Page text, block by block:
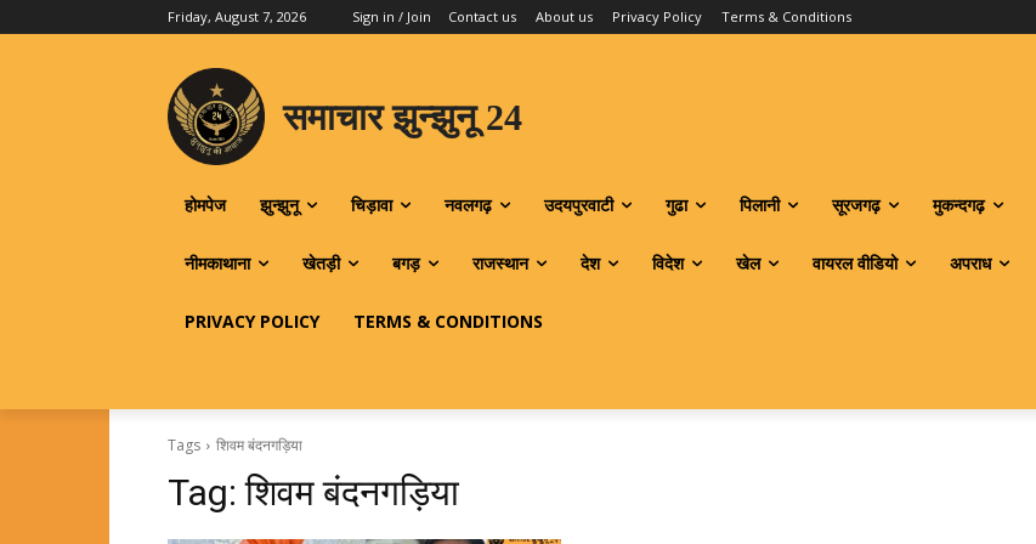
Friday, August 7, 2026 Sign in / Join Contact us About us Privacy Policy Terms & Conditions
समाचार झुन्झुनू 24
होमपेज झुन्झुनू चिड़ावा नवलगढ़ उदयपुरवाटी गुढा पिलानी सूरजगढ़ मुकन्दगढ़
नीमकाथाना खेतड़ी बगड़ राजस्थान देश विदेश खेल वायरल वीडियो अपराध
PRIVACY POLICY TERMS & CONDITIONS
Tags शिवम बंदनगड़िया
Tag:शिवम बंदनगड़िया